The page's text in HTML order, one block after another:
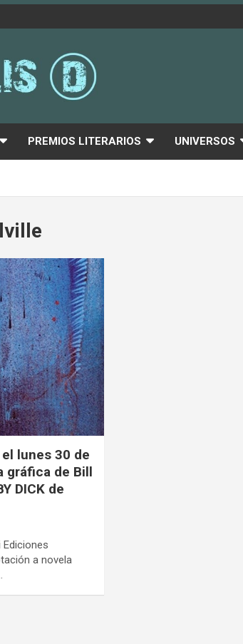
PREMIOS LITERARIOS UNIVERSOS
lunes 30 de
gráfica de Bill
DICK de
a novela